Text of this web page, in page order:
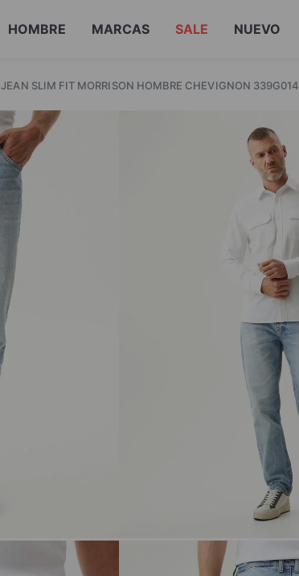
HOMBRE MARCAS SALE NUEVO
JEAN SLIM FIT MORRISON HOMBRE CHEVIGNON 339G014